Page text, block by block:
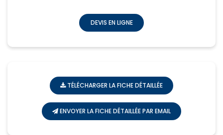
DEVIS EN LIGNE
TÉLÉCHARGER LA FICHE DÉTAILLÉE
ENVOYER LA FICHE DÉTAILLÉE PAR EMAIL